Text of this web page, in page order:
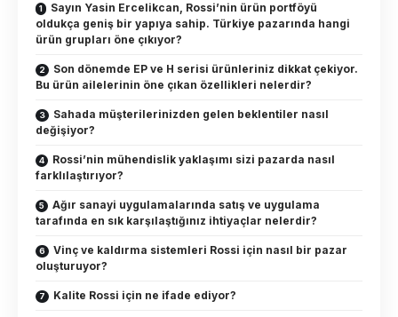
Sayın Yasin Ercelikcan, Rossi’nin ürün portföyü
oldukça geniş bir yapıya sahip. Türkiye pazarında hangi
ürün grupları öne çıkıyor?
Son dönemde EP ve H serisi ürünleriniz dikkat çekiyor.
Bu ürün ailelerinin öne çıkan özellikleri nelerdir?
Sahada müşterilerinizden gelen beklentiler nasıl
değişiyor?
Rossi’nin mühendislik yaklaşımı sizi pazarda nasıl
farklılaştırıyor?
Ağır sanayi uygulamalarında satış ve uygulama
tarafında en sık karşılaştığınız ihtiyaçlar nelerdir?
Vinç ve kaldırma sistemleri Rossi için nasıl bir pazar
oluşturuyor?
Kalite Rossi için ne ifade ediyor?